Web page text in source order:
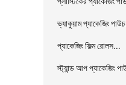
ভ্যাকুয়াম প্যাকেজিং
প্যাকেজিং ফিল্ম রোলস...
স্ট্যান্ড আপ প্যাকেজিং